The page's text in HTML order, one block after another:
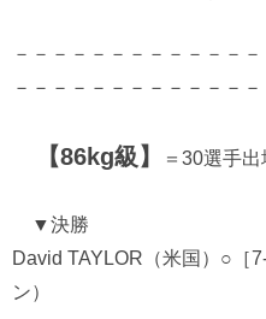
－－－－－－－－－－－－
－－－－－－－－－－－－－
【86kg級】 ＝30選手出
▼決勝
David TAYLOR（米国）○［
ン）